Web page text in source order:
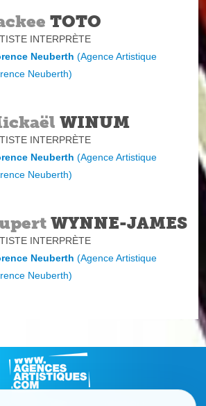
TOTO
INTERPRÈTE
Neuberth(Agence Artistique
Neuberth)
WINUM
INTERPRÈTE
Neuberth(Agence Artistique
Neuberth)
WYNNE-JAMES
INTERPRÈTE
Neuberth(Agence Artistique
Neuberth)